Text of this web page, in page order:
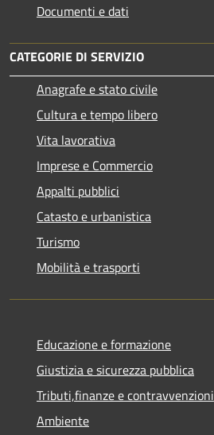
Documenti e dati
CATEGORIE DI SERVIZIO
Anagrafe e stato civile
Cultura e tempo libero
Vita lavorativa
Imprese e Commercio
Appalti pubblici
Catasto e urbanistica
Turismo
Mobilità e trasporti
Educazione e formazione
Giustizia e sicurezza pubblica
Tributi,finanze e contravvenzioni
Ambiente